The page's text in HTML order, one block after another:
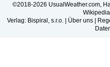
©2018-2026 UsualWeather.com,
Verlag: Bispiral, s.r.o. | Über uns|